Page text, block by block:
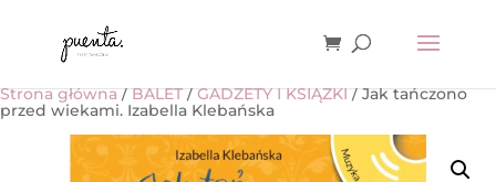
Strona główna/BALET/GADŻETY I KSIĄŻKI/ Jak tańczono
przed wiekami. Izabella Klebańska